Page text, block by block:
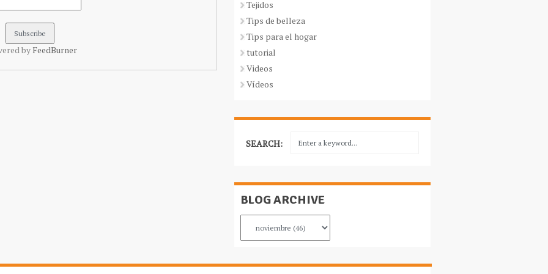
by FeedBurner
Tejidos
Tips de belleza
Tips para el hogar
tutorial
Videos
Vídeos
SEARCH:
BLOG ARCHIVE